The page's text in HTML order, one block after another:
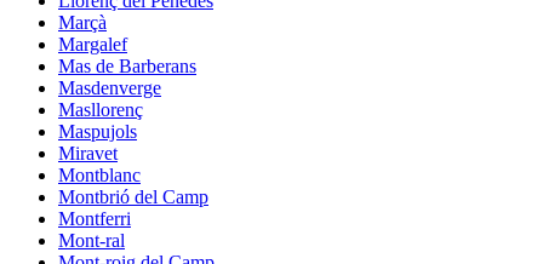
Marçà
Margalef
Mas de Barberans
Masdenverge
Masllorenç
Maspujols
Miravet
Montblanc
Montbrió del Camp
Montferri
Mont-ral